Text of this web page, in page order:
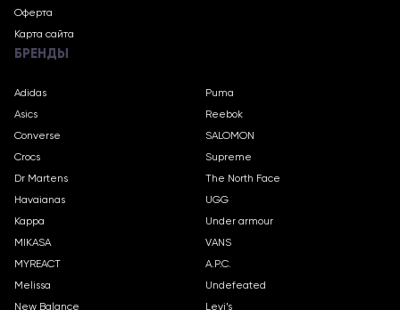
Оферта
Карта сайта
БРЕНДЫ
Adidas
Asics
Converse
Crocs
Dr Martens
Havaianas
Kappa
MIKASA
MYREACT
Melissa
New Balance
Puma
Reebok
SALOMON
Supreme
The North Face
UGG
Under armour
VANS
A.P.C.
Undefeated
Levi’s